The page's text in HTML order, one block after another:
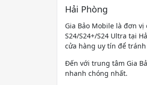
Hải Phòng
Gia Bảo Mobile là đơn
S24/S24+/S24 Ultra tại
cửa hàng uy tín để
Đến với trung tâm Gia
nhanh chóng nhất.